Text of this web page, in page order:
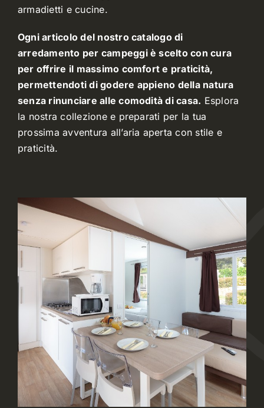
armadietti e cucine.
Ogni articolo del nostro catalogo di
arredamento per campeggi è scelto con cura
per offrire il massimo comfort e praticità,
permettendoti di godere appieno della natura
senza rinunciare alle comodità di casa. Esplora
la nostra collezione e preparati per la tua
prossima avventura all’aria aperta con stile e
praticità.